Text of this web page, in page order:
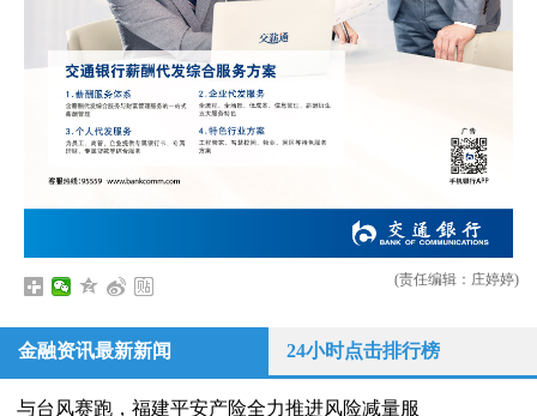
(责任编辑：庄婷婷)
金融资讯最新新闻 24小时点击排行榜
与台风赛跑，福建平安产险全力推进风险减量服